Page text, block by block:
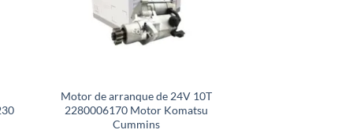
Motor de arranque de 24V 10T
2280006170 Motor Komatsu
Cummins